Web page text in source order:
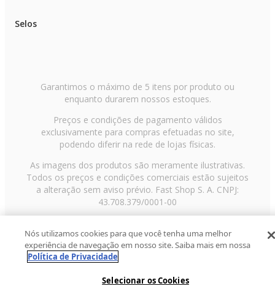
Selos
Garantimos o máximo de 5 itens por produto ou
enquanto durarem nossos estoques.
Preços e condições de pagamento válidos
exclusivamente para compras efetuadas no site,
podendo diferir na rede de lojas físicas.
As imagens dos produtos são meramente ilustrativas.
Todos os preços e condições comerciais estão sujeitos
a alteração sem aviso prévio. Fast Shop S. A. CNPJ:
43.708.379/0001-00
Paulo/SP, CEP 02029-001, Telefone: 11 3003-3728 ©
2013 Fast Shop - Todos os direitos reservadosRF
Nós utilizamos cookies para que você tenha uma melhor
experiência de navegação em nosso site. Saiba mais em nossa
Política de Privacidade
Selecionar os Cookies